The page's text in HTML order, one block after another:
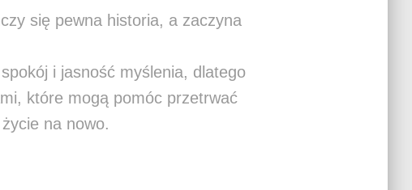
się pewna historia, a zaczyna
i jasność myślenia, dlatego
które mogą pomóc przetrwać
na nowo.